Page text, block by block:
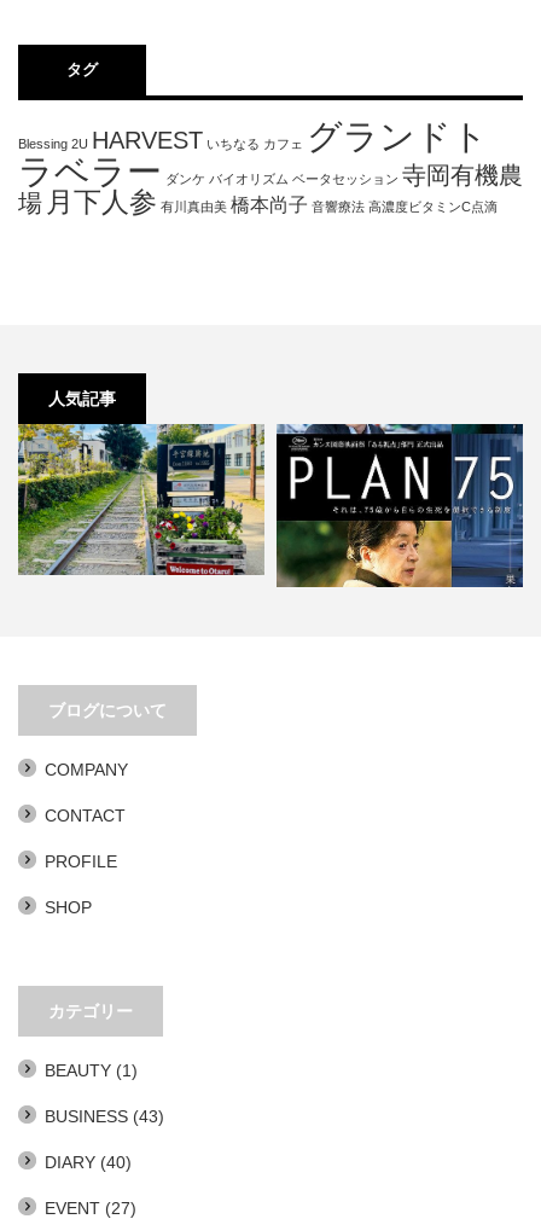
タグ
Blessing 2U HARVEST いちなる カフェ
グランドト
ラベラー ダンケ バイオリズム ベータセッション 寺岡有機農
場 月下人参 有川真由美 橋本尚子 音響療法 高濃度ビタミンC点滴
人気記事
ブログについて
COMPANY
CONTACT
PROFILE
SHOP
カテゴリー
BEAUTY (1)
BUSINESS (43)
DIARY (40)
EVENT (27)